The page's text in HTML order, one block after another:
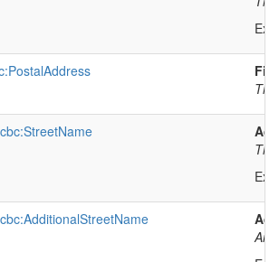
cbc:StreetName
cbc:AdditionalStreetName
An